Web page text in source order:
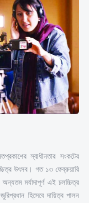
স্বাধীনতার সংকটের
উৎসব। গত ১৩ ফেব্রুয়ারি
মর্যাদাপূর্ণ এই চলচ্চিত্র
হিসেবে দায়িত্ব পালন